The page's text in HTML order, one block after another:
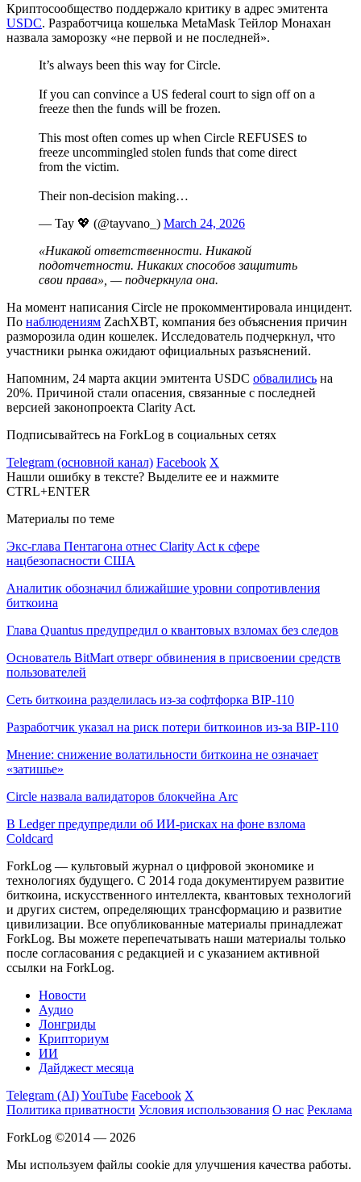
Криптосообщество поддержало критику в адрес эмитента
USDC. Разработчица кошелька MetaMask Тейлор Монахан
назвала заморозку «не первой и не последней».
It’s always been this way for Circle.
If you can convince a US federal court to sign off on a
freeze then the funds will be frozen.
This most often comes up when Circle REFUSES to
freeze uncommingled stolen funds that come direct
from the victim.
Their non-decision making…
— Tay 💖 (@tayvano_) March 24, 2026
«Никакой ответственности. Никакой
подотчетности. Никаких способов защитить
свои права», — подчеркнула она.
На момент написания Circle не прокомментировала инцидент.
По наблюдениям ZachXBT, компания без объяснения причин
разморозила один кошелек. Исследователь подчеркнул, что
участники рынка ожидают официальных разъяснений.
Напомним, 24 марта акции эмитента USDC обвалились на
20%. Причиной стали опасения, связанные с последней
версией законопроекта Clarity Act.
Подписывайтесь на ForkLog в социальных сетях
Telegram (основной канал) Facebook X
Нашли ошибку в тексте? Выделите ее и нажмите
CTRL+ENTER
Материалы по теме
Экс-глава Пентагона отнес Clarity Act к сфере
нацбезопасности США
Аналитик обозначил ближайшие уровни сопротивления
биткоина
Глава Quantus предупредил о квантовых взломах без следов
Основатель BitMart отверг обвинения в присвоении средств
пользователей
Сеть биткоина разделилась из-за софтфорка BIP-110
Разработчик указал на риск потери биткоинов из-за BIP-110
Мнение: снижение волатильности биткоина не означает
«затишье»
Circle назвала валидаторов блокчейна Arc
В Ledger предупредили об ИИ-рисках на фоне взлома
Coldcard
ForkLog — культовый журнал о цифровой экономике и
технологиях будущего. С 2014 года документируем развитие
биткоина, искусственного интеллекта, квантовых технологий
и других систем, определяющих трансформацию и развитие
цивилизации. Все опубликованные материалы принадлежат
ForkLog. Вы можете перепечатывать наши материалы только
после согласования с редакцией и с указанием активной
ссылки на ForkLog.
Новости
Аудио
Лонгриды
Крипториум
ИИ
Дайджест месяца
Telegram (AI)YouTube Facebook X
Политика приватности Условия использования О нас Реклама
ForkLog ©2014 — 2026
Мы используем файлы cookie для улучшения качества работы.